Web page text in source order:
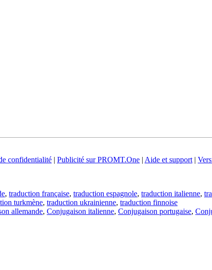
confidentialité | Publicité sur PROMT.One | Aide et support |
, traduction française, traduction espagnole, traduction italienne,
turkmène, traduction ukrainienne, traduction finnoise
allemande, Conjugaison italienne, Conjugaison portugaise,